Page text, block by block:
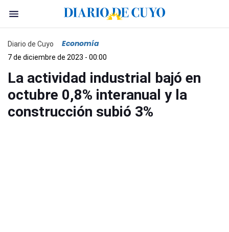
Diario de Cuyo Economía
7 de diciembre de 2023 - 00:00
La actividad industrial bajó en
octubre 0,8% interanual y la
construcción subió 3%